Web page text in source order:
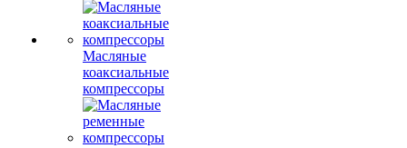
Масляные
коаксиальные
компрессоры